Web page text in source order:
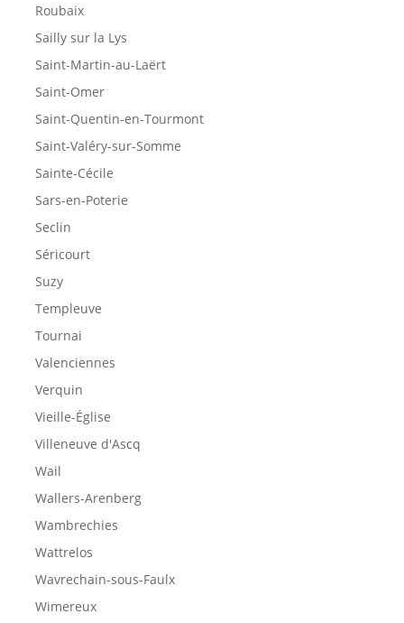
Roubaix
Sailly sur la Lys
Saint-Martin-au-Laërt
Saint-Omer
Saint-Quentin-en-Tourmont
Saint-Valéry-sur-Somme
Sainte-Cécile
Sars-en-Poterie
Seclin
Séricourt
Suzy
Templeuve
Tournai
Valenciennes
Verquin
Vieille-Église
Villeneuve d'Ascq
Wail
Wallers-Arenberg
Wambrechies
Wattrelos
Wavrechain-sous-Faulx
Wimereux